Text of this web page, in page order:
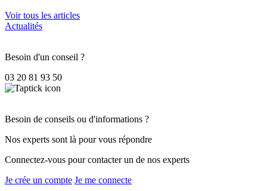
Voir tous les articles
Actualités
Besoin d'un conseil ?
03 20 81 93 50
Besoin de conseils ou d'informations ?
Nos experts sont là pour vous répondre
Connectez-vous pour contacter un de nos experts
Je crée un compte Je me connecte